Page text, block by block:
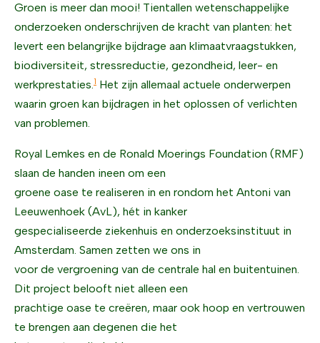
Groen is meer dan mooi! Tientallen wetenschappelijke
onderzoeken onderschrijven de kracht van planten: het
levert een belangrijke bijdrage aan klimaatvraagstukken,
biodiversiteit, stressreductie, gezondheid, leer- en
werkprestaties.1 Het zijn allemaal actuele onderwerpen
waarin groen kan bijdragen in het oplossen of verlichten
van problemen.
Royal Lemkes en de Ronald Moerings Foundation (RMF)
slaan de handen ineen om een
groene oase te realiseren in en rondom het Antoni van
Leeuwenhoek (AvL), hét in kanker
gespecialiseerde ziekenhuis en onderzoeksinstituut in
Amsterdam. Samen zetten we ons in
voor de vergroening van de centrale hal en buitentuinen.
Dit project belooft niet alleen een
prachtige oase te creëren, maar ook hoop en vertrouwen
te brengen aan degenen die het